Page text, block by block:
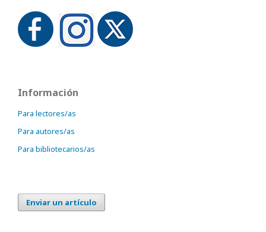
Información
Para lectores/as
Para autores/as
Para bibliotecarios/as
Enviar un artículo